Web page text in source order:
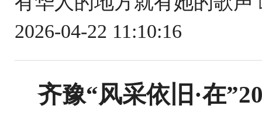
2026-04-22 11:10:16
齐豫“风采依旧·在